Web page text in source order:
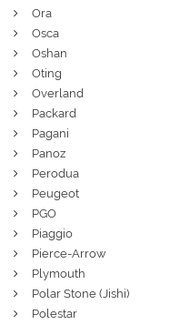
Ora
Osca
Oshan
Oting
Overland
Packard
Pagani
Panoz
Perodua
Peugeot
PGO
Piaggio
Pierce-Arrow
Plymouth
Polar Stone (Jishi)
Polestar